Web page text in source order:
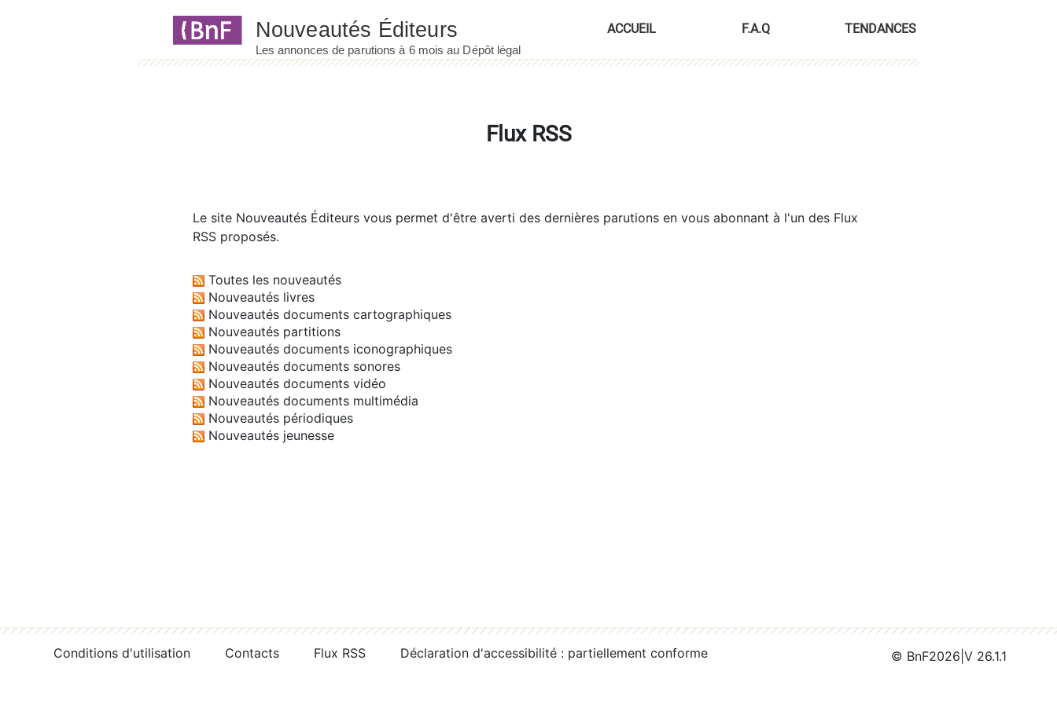
ACCUEIL F.A.Q TENDANCES
Flux RSS
Le site Nouveautés Éditeurs vous permet d'être averti des dernières parutions en vous abonnant à l'un des Flux
RSS proposés.
Toutes les nouveautés
Nouveautés livres
Nouveautés documents cartographiques
Nouveautés partitions
Nouveautés documents iconographiques
Nouveautés documents sonores
Nouveautés documents vidéo
Nouveautés documents multimédia
Nouveautés périodiques
Nouveautés jeunesse
Conditions d'utilisation Contacts Flux RSS Déclaration d'accessibilité : partiellement conforme © BnF2026 V 26.1.1